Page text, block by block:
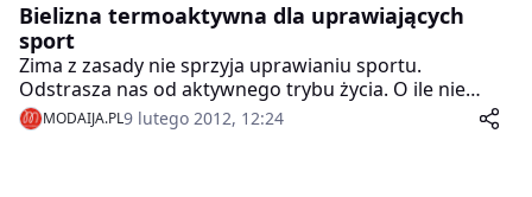
Bielizna termoaktywna dla uprawiających
sport
Zima z zasady nie sprzyja uprawianiu sportu.
Odstrasza nas od aktywnego trybu życia. O ile nie
jesteśmy miłośnikami narciarstwa, bądź sportowymi
freekami, którym żadne mrozy nie są straszne.
MODAIJA.PL9 lutego 2012, 12:24